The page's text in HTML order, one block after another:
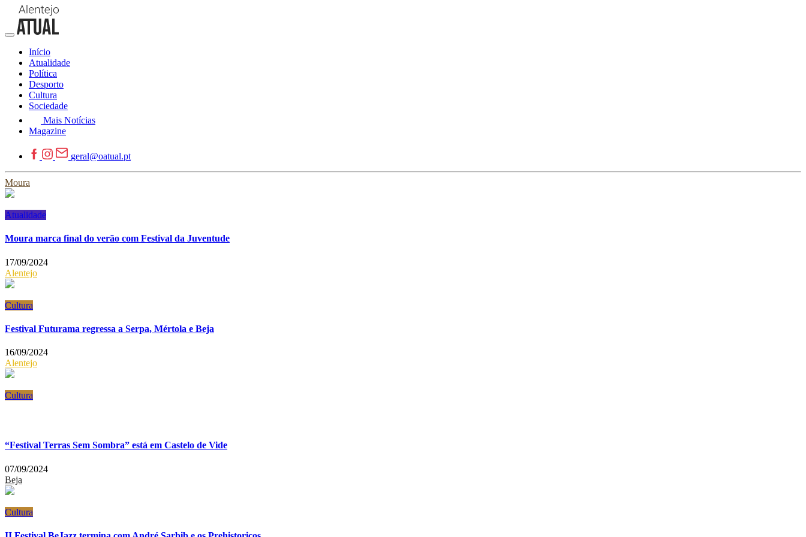
Início
Atualidade
Política
Desporto
Cultura
Sociedade
Mais Notícias
Magazine
geral@oatual.pt
Moura
Atualidade
Moura marca final do verão com Festival da Juventude
17/09/2024
Alentejo
Cultura
Festival Futurama regressa a Serpa, Mértola e Beja
16/09/2024
Alentejo
Cultura
“Festival Terras Sem Sombra” está em Castelo de Vide
07/09/2024
Beja
Cultura